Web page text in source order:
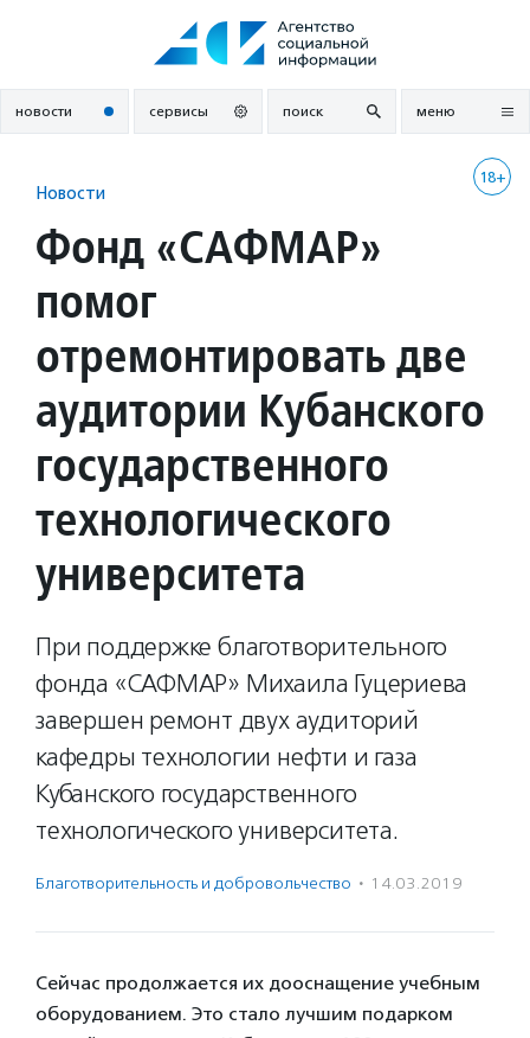
новости сервисы поиск меню
18+
Новости
Фонд «САФМАР»
помог
отремонтировать две
аудитории Кубанского
государственного
технологического
университета
При поддержке благотворительного
фонда «САФМАР» Михаила Гуцериева
завершен ремонт двух аудиторий
кафедры технологии нефти и газа
Кубанского государственного
технологического университета.
Благотвори­тель­ность и доброволь­чест­во · 14.03.2019
Сейчас продолжается их дооснащение учебным
оборудованием. Это стало лучшим подарком